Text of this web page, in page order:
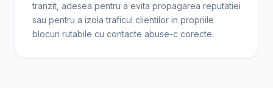
tranzit, adesea pentru a evita propagarea reputatiei
sau pentru a izola traficul clientilor in propriile
blocuri rutabile cu contacte abuse-c corecte.